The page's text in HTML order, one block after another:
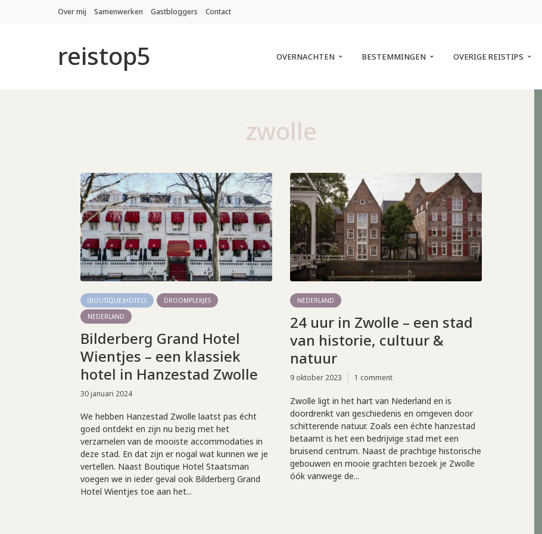
Over mij Samenwerken Gastbloggers Contact
reistop5 OVERNACHTEN BESTEMMINGEN OVERIGE REISTIPS
zwolle
(BOUTIQUE)HOTELS
DROOMPLEKJES
NEDERLAND
Bilderberg Grand Hotel
Wientjes – een klassiek
hotel in Hanzestad Zwolle
30 januari 2024
We hebben Hanzestad Zwolle laatst pas écht
goed ontdekt en zijn nu bezig met het
verzamelen van de mooiste accommodaties in
deze stad. En dat zijn er nogal wat kunnen we je
vertellen. Naast Boutique Hotel Staatsman
voegen we in ieder geval ook Bilderberg Grand
Hotel Wientjes toe aan het...
NEDERLAND
24 uur in Zwolle – een stad
van historie, cultuur &
natuur
9 oktober 2023 1 comment
Zwolle ligt in het hart van Nederland en is
doordrenkt van geschiedenis en omgeven door
schitterende natuur. Zoals een échte hanzestad
betaamt is het een bedrijvige stad met een
bruisend centrum. Naast de prachtige historische
gebouwen en mooie grachten bezoek je Zwolle
óók vanwege de...